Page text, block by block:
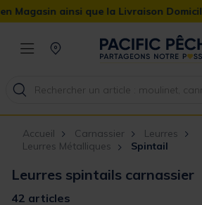
la Livraison Domicile offerte dès 90€
Accueil Carnassier
Leurres
Leurres Métalliques
Spintail
Leurres spintails carnassier
42 articles